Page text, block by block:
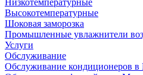
Низкотемпературные
Высокотемпературные
Шоковая заморозка
Промышленные увлажнители
Услуги
Обслуживание
Обслуживание кондиционеров в